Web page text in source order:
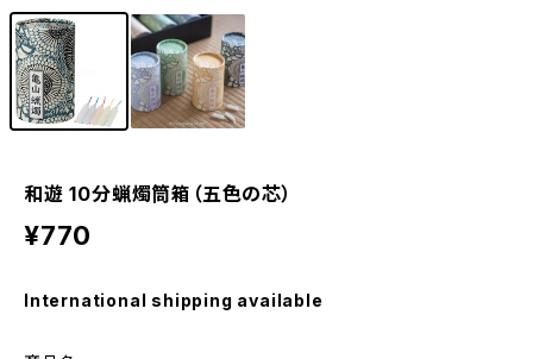
和遊 10分蝋燭筒箱（五色の芯）
¥770
International shipping available